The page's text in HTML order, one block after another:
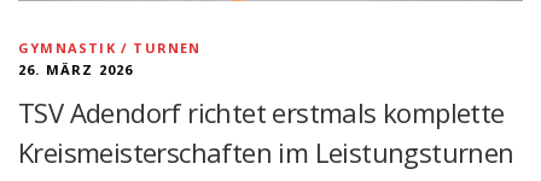
GYMNASTIK / TURNEN
26. MÄRZ 2026
TSV Adendorf richtet erstmals komplette
Kreismeisterschaften im Leistungsturnen